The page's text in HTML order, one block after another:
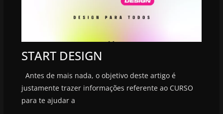
START DESIGN
Antes de mais nada, o objetivo deste artigo é
justamente trazer informações referente ao CURSO
para te ajudar a